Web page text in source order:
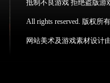
抵制不良游戏 拒绝盗版游
All rights reserved. 版权所
网站美术及游戏素材设计